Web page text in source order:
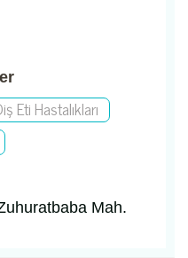
Eti Hastalıkları
Mah.